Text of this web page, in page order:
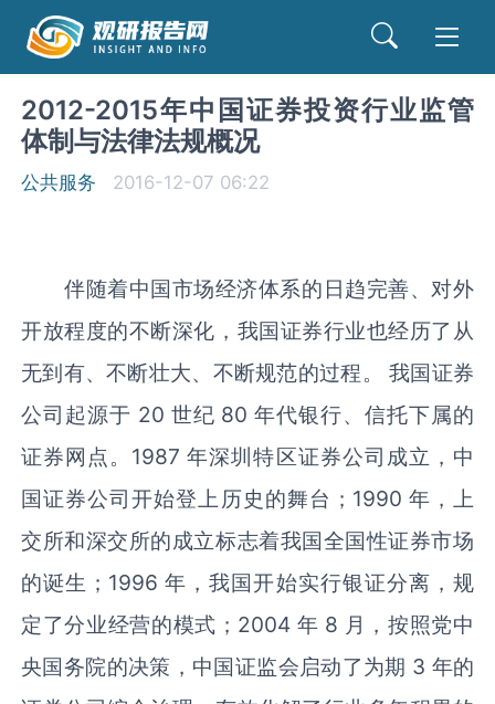
2012-2015年中国证券投资行业监管
体制与法律法规概况
公共服务 2016-12-07 06:22
伴随着中国市场经济体系的日趋完善、对外
开放程度的不断深化，我国证券行业也经历了从
无到有、不断壮大、不断规范的过程。 我国证券
公司起源于 20 世纪 80 年代银行、信托下属的
证券网点。1987 年深圳特区证券公司成立，中
国证券公司开始登上历史的舞台；1990 年，上
交所和深交所的成立标志着我国全国性证券市场
的诞生；1996 年，我国开始实行银证分离，规
定了分业经营的模式；2004 年 8 月，按照党中
央国务院的决策，中国证监会启动了为期 3 年的